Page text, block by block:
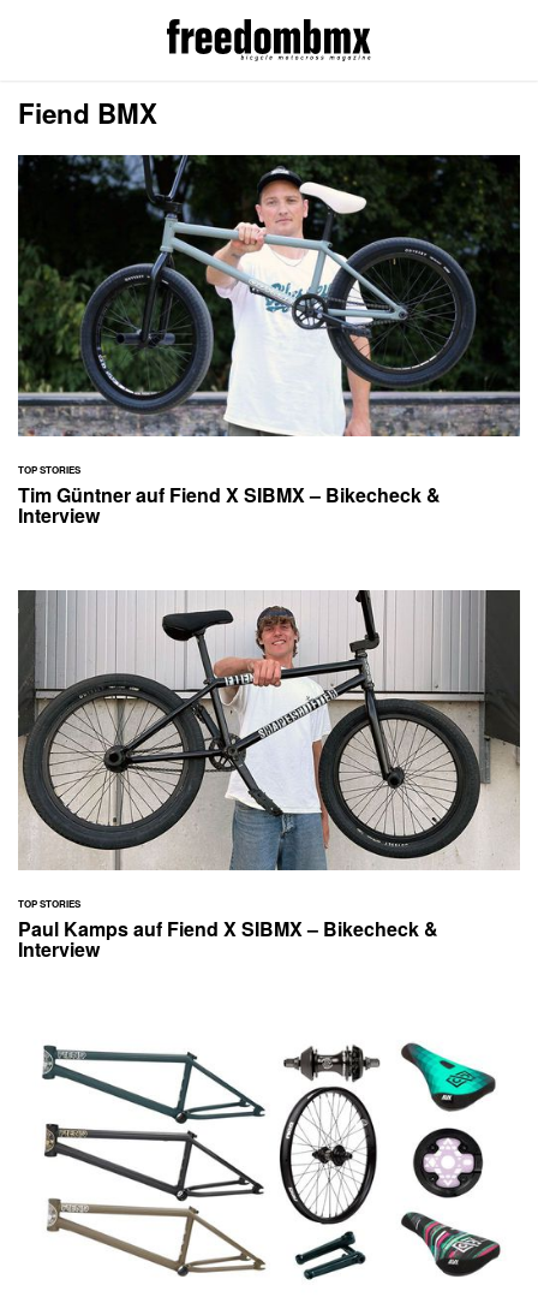
Fiend BMX
TOP STORIES
Tim Güntner auf Fiend X SIBMX – Bikecheck &
Interview
TOP STORIES
Paul Kamps auf Fiend X SIBMX – Bikecheck &
Interview